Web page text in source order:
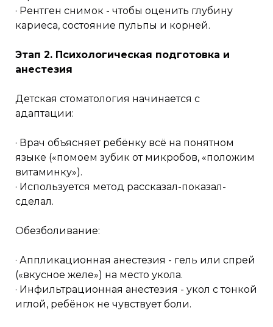
· Рентген снимок - чтобы оценить глубину
кариеса, состояние пульпы и корней.
Этап 2. Психологическая подготовка и
анестезия
Детская стоматология начинается с
адаптации:
· Врач объясняет ребёнку всё на понятном
языке («помоем зубик от микробов, «положим
витаминку»).
· Используется метод рассказал-показал-
сделал.
Обезболивание:
· Аппликационная анестезия - гель или спрей
(«вкусное желе») на место укола.
· Инфильтрационная анестезия - укол с тонкой
иглой, ребёнок не чувствует боли.